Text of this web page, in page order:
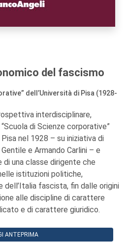
del fascismo
dell’Università di Pisa (1928-
interdisciplinare,
di Scienze corporative”
nel 1928 – su iniziativa di
e Armando Carlini – e
di una classe dirigente che
istituzioni politiche,
fascista, fin dalle origini
alle discipline di carattere
e di carattere giuridico.
ANTEPRIMA